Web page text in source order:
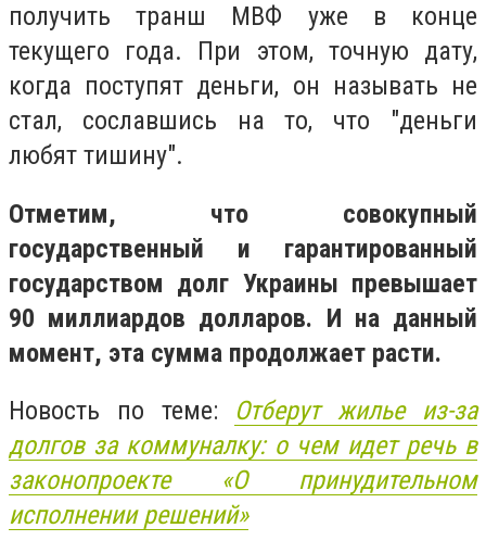
получить транш МВФ уже в конце
текущего года. При этом, точную дату,
когда поступят деньги, он называть не
стал, сославшись на то, что "деньги
любят тишину".
Отметим, что совокупный
государственный и гарантированный
государством долг Украины превышает
90 миллиардов долларов. И на данный
момент, эта сумма продолжает расти.
Новость по теме: Отберут жилье из-за
долгов за коммуналку: о чем идет речь в
законопроекте «О принудительном
исполнении решений»